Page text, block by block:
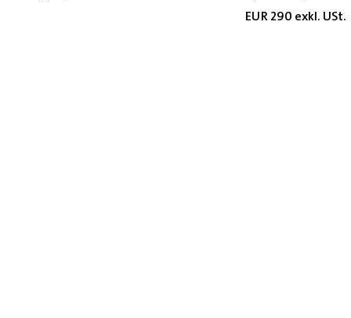
EUR 290 exkl. USt.